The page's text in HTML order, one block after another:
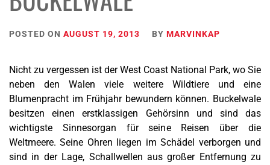
POSTED ON AUGUST 19, 2013 BY MARVINKAP
Nicht zu vergessen ist der West Coast National Park, wo Sie
neben den Walen viele weitere Wildtiere und eine
Blumenpracht im Frühjahr bewundern können. Buckelwale
besitzen einen erstklassigen Gehörsinn und sind das
wichtigste Sinnesorgan für seine Reisen über die
Weltmeere. Seine Ohren liegen im Schädel verborgen und
sind in der Lage, Schallwellen aus großer Entfernung zu